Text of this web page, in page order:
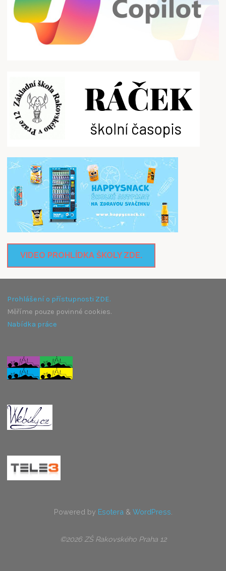
VIDEO PROHLÍDKA ŠKOLY ZDE.
Prohlášení o přístupnosti ZDE.
Měříme pouze povinné cookies.
Nabídka práce
Powered by Esotera & WordPress
©2026 ZŠ Rakovského Praha 12